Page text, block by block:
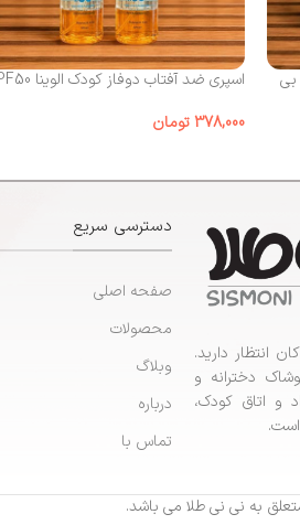
اسپری ضد آفتاب دوفاز کودک الوینا SPF50
378,000 تومان
انتظار دارید.
دخترانه و
و اتاق کودک،
است.
دسترسی سریع
صفحه اصلی
محصولات
وبلاگ
درباره
تماس با
به نی نی طلا می باشد.